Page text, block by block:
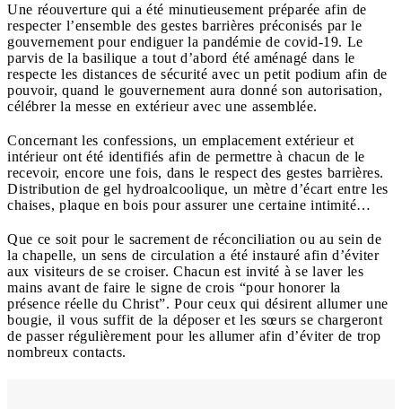
Une réouverture qui a été minutieusement préparée afin de
respecter l’ensemble des gestes barrières préconisés par le
gouvernement pour endiguer la pandémie de covid-19. Le
parvis de la basilique a tout d’abord été aménagé dans le
respecte les distances de sécurité avec un petit podium afin de
pouvoir, quand le gouvernement aura donné son autorisation,
célébrer la messe en extérieur avec une assemblée.
Concernant les confessions, un emplacement extérieur et
intérieur ont été identifiés afin de permettre à chacun de le
recevoir, encore une fois, dans le respect des gestes barrières.
Distribution de gel hydroalcoolique, un mètre d’écart entre les
chaises, plaque en bois pour assurer une certaine intimité…
Que ce soit pour le sacrement de réconciliation ou au sein de
la chapelle, un sens de circulation a été instauré afin d’éviter
aux visiteurs de se croiser. Chacun est invité à se laver les
mains avant de faire le signe de crois “pour honorer la
présence réelle du Christ”. Pour ceux qui désirent allumer une
bougie, il vous suffit de la déposer et les sœurs se chargeront
de passer régulièrement pour les allumer afin d’éviter de trop
nombreux contacts.